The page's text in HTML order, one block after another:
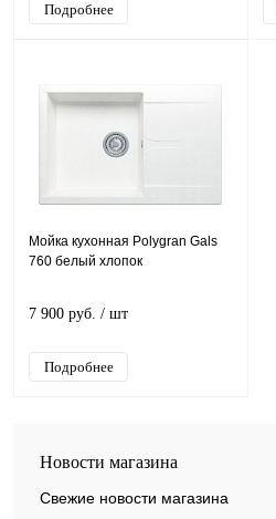
Подробнее
Мойка кухонная Polygran Gals
760 белый хлопок
7 900 руб. / шт
Подробнее
Новости магазина
Свежие новости магазина